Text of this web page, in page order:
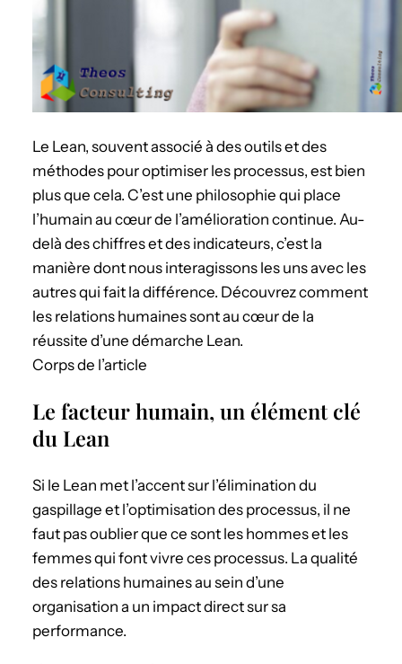
Le Lean, souvent associé à des outils et des
méthodes pour optimiser les processus, est bien
plus que cela. C’est une philosophie qui place
l’humain au cœur de l’amélioration continue. Au-
delà des chiffres et des indicateurs, c’est la
manière dont nous interagissons les uns avec les
autres qui fait la différence. Découvrez comment
les relations humaines sont au cœur de la
réussite d’une démarche Lean.
Corps de l’article
Le facteur humain, un élément clé
du Lean
Si le Lean met l’accent sur l’élimination du
gaspillage et l’optimisation des processus, il ne
faut pas oublier que ce sont les hommes et les
femmes qui font vivre ces processus. La qualité
des relations humaines au sein d’une
organisation a un impact direct sur sa
performance.